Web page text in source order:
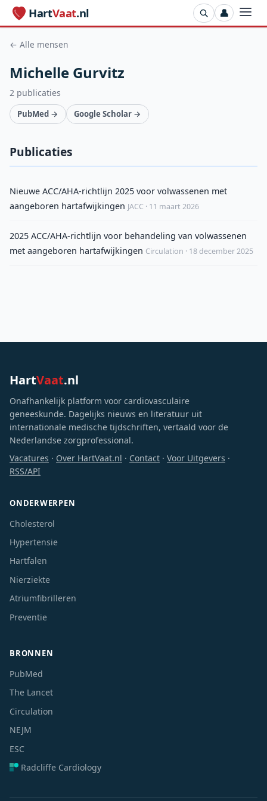
HartVaat.nl 👤
← Alle mensen
Michelle Gurvitz
2 publicaties
PubMed → Google Scholar →
Publicaties
Nieuwe ACC/AHA-richtlijn 2025 voor volwassenen met
aangeboren hartafwijkingen JACC · 11 maart 2026
2025 ACC/AHA-richtlijn voor behandeling van volwassenen
met aangeboren hartafwijkingen Circulation · 18 december 2025
HartVaat.nl
Onafhankelijk platform voor cardiovasculaire
geneeskunde. Dagelijks nieuws en literatuur uit
internationale medische tijdschriften, vertaald voor de
Nederlandse zorgprofessional.
Vacatures · Over HartVaat.nl · Contact · Voor Uitgevers ·
RSS/API
ONDERWERPEN
Cholesterol
Hypertensie
Hartfalen
Nierziekte
Atriumfibrilleren
Preventie
BRONNEN
PubMed
The Lancet
Circulation
NEJM
ESC
Radcliffe Cardiology